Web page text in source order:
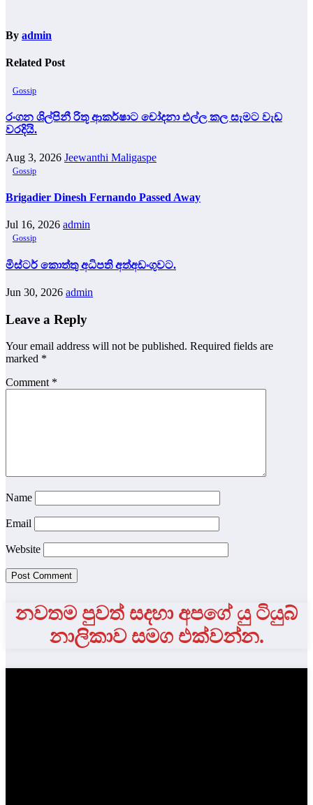
By admin
Related Post
Gossip
රංගන ශිල්පිනී රිතූ ආකර්ෂාට චෝදනා එල්ල කල සැමට වැඩ
වරදියි.
Aug 3, 2026 Jeewanthi Maligaspe
Gossip
Brigadier Dinesh Fernando Passed Away
Jul 16, 2026 admin
Gossip
මිස්ටර් කොත්තු අධිපති අත්අඩංගුවට.
Jun 30, 2026 admin
Leave a Reply
Your email address will not be published. Required fields are
marked *
Comment *
Name
Email
Website
නවතම පුවත් සදහා අපගේ යු ටියුබ්
නාලිකාව සමග එක්වන්න.